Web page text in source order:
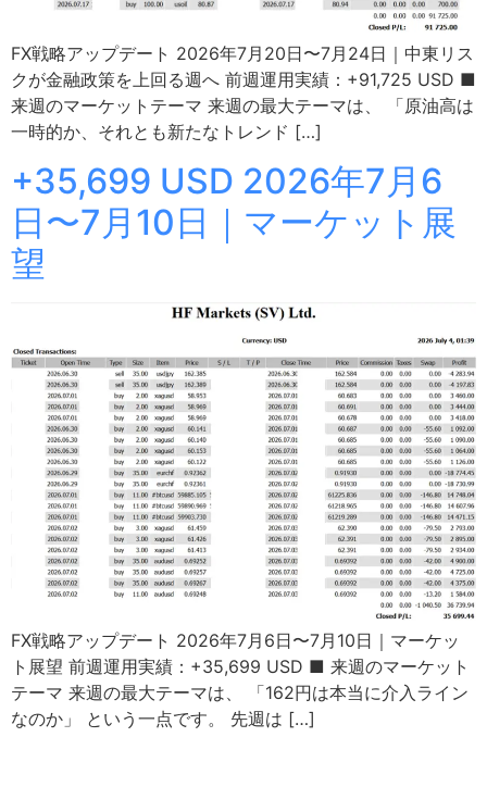
FX戦略アップデート 2026年7月20日〜7月24日｜中東リス
クが金融政策を上回る週へ 前週運用実績：+91,725 USD ■
来週のマーケットテーマ 来週の最大テーマは、 「原油高は
一時的か、それとも新たなトレンド […]
+35,699 USD 2026年7月6
日〜7月10日｜マーケット展
望
FX戦略アップデート 2026年7月6日〜7月10日｜マーケッ
ト展望 前週運用実績：+35,699 USD ■ 来週のマーケット
テーマ 来週の最大テーマは、 「162円は本当に介入ライン
なのか」 という一点です。 先週は […]